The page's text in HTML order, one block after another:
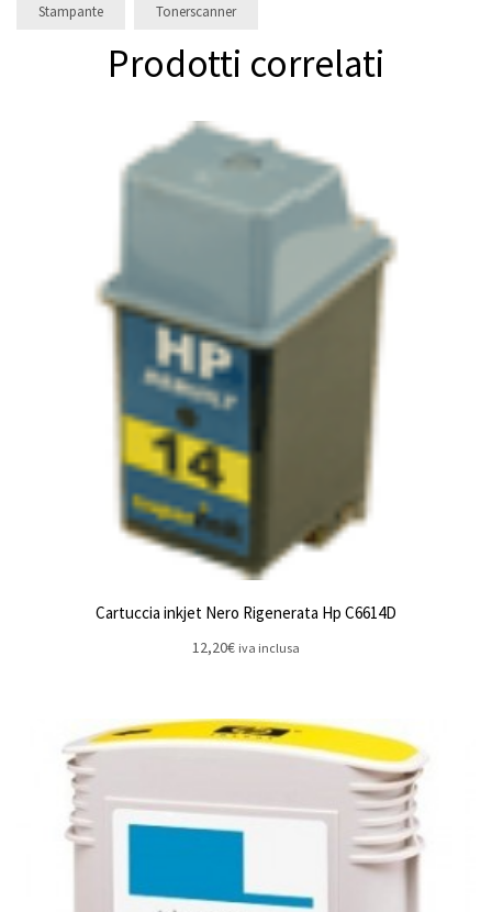
Stampante Tonerscanner
Prodotti correlati
Cartuccia inkjet Nero Rigenerata Hp C6614D
12,20€ iva inclusa